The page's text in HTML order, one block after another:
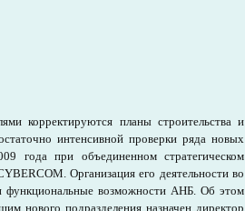
корректируются планы строительства и
интенсивной проверки ряда новых
года при объединенном стратегическом
Организация его деятельности во
функциональные возможности АНБ. Об этом
нового подразделения назначен директор